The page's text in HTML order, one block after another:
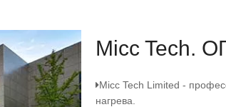
Micc Tech.
Micc Tech Limited -
нагрева.